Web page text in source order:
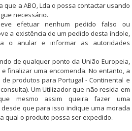
que a ABO, Lda o possa contactar usando
necessário.
efetuar nenhum pedido falso ou
a existência de um pedido desta índole,
o anular e informar as autoridades
de qualquer ponto da União Europeia,
finalizar uma encomenda. No entanto, a
de produtos para Portugal - Continental e
Um Utilizador que não resida em
mesmo assim queira fazer uma
que para isso indique uma morada
qual o produto possa ser expedido.